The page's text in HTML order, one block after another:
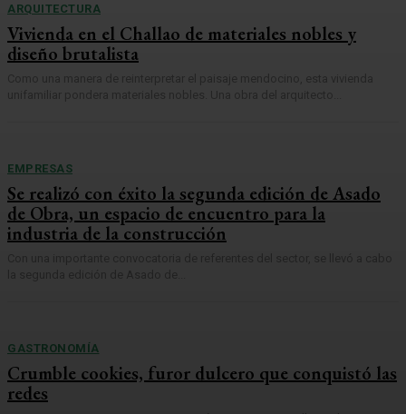
ARQUITECTURA
Vivienda en el Challao de materiales nobles y
diseño brutalista
EMPRESAS
Se realizó con éxito la segunda edición de Asado
de Obra, un espacio de encuentro para la
industria de la construcción
GASTRONOMÍA
Crumble cookies, furor dulcero que conquistó las
redes